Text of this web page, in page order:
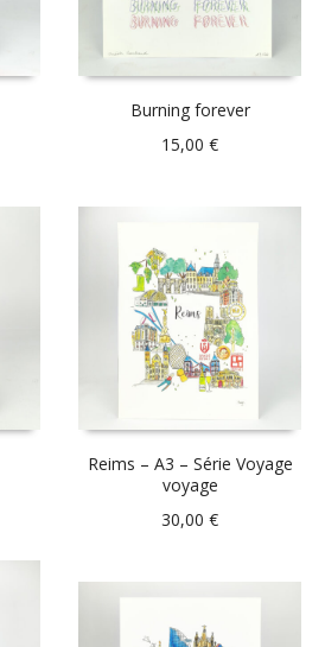
Burning forever
15,00€
Reims – A3 – Série Voyage
voyage
30,00€